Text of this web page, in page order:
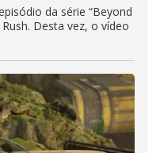
da série “Beyond
Desta vez, o vídeo